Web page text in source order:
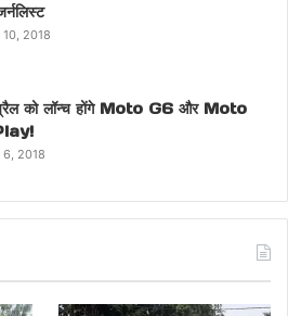
10, 2018
को लॉन्च होंगे Moto G6 और Moto
6, 2018